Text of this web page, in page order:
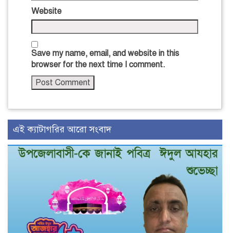
Website
Save my name, email, and website in this
browser for the next time I comment.
এই ক্যাটাগরির আরো সংবাদ